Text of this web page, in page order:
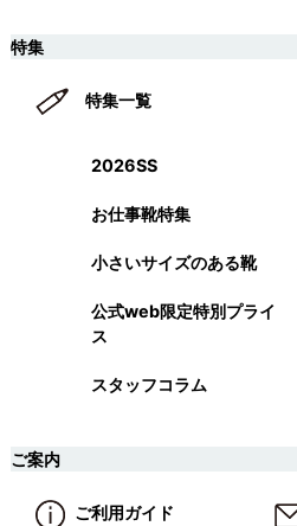
特集
特集一覧
2026SS
お仕事靴特集
小さいサイズのある靴
公式web限定特別プライ
ス
スタッフコラム
ご案内
ご利用ガイド